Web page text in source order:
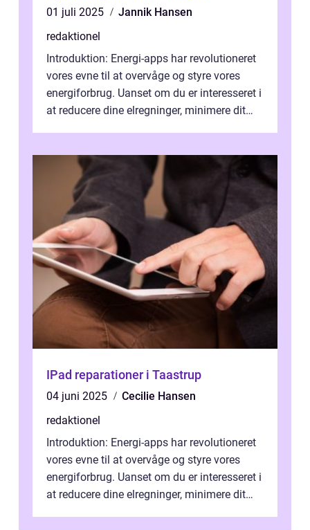
01 juli 2025
Jannik Hansen
redaktionel
Introduktion: Energi-apps har revolutioneret
vores evne til at overvåge og styre vores
energiforbrug. Uanset om du er interesseret i
at reducere dine elregninger, minimere dit
IPad reparationer i Taastrup
04 juni 2025
Cecilie Hansen
redaktionel
Introduktion: Energi-apps har revolutioneret
vores evne til at overvåge og styre vores
energiforbrug. Uanset om du er interesseret i
at reducere dine elregninger, minimere dit